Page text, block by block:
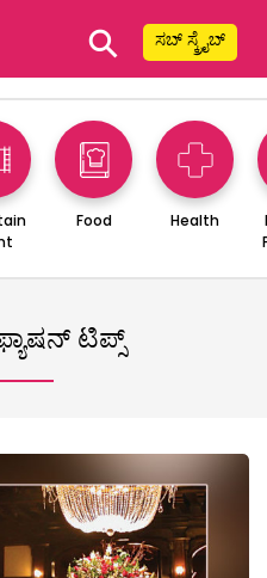
⚲ ಸಬ್ ಸ್ಕ್ರೈಬ್
Food Health
ಟಿಪ್ಸ್